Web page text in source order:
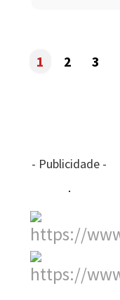
1 2 3
- Publicidade -